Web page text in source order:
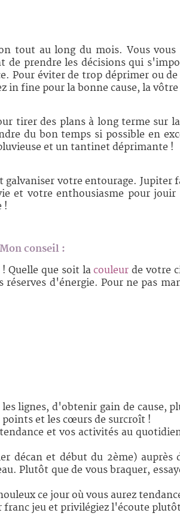
tout au long du mois. Vous
prendre les décisions qui
Pour éviter de trop déprimer ou
in fine pour la bonne cause, la vôtre
tirer des plans à long terme sur
du bon temps si possible en
et un tantinet déprimante !
votre entourage. Jupiter
et votre enthousiasme pour
!
Mon conseil :
! Quelle que soit lacouleur de votre
d'énergie. Pour ne pas
lignes, d'obtenir gain de cause,
et les cœurs de surcroît !
et vos activités au
décan et début du 2ème)
Plutôt que de vous braquer,
ce jour où vous aurez
franc jeu et privilégiez l'écoute